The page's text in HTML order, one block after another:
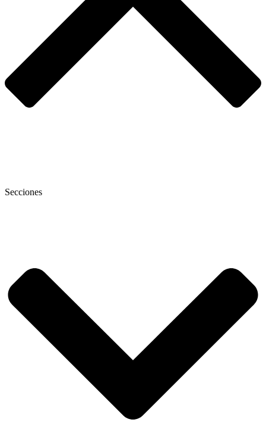
Secciones